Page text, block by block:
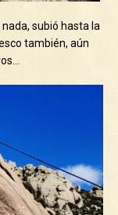
subió hasta la
también, aún